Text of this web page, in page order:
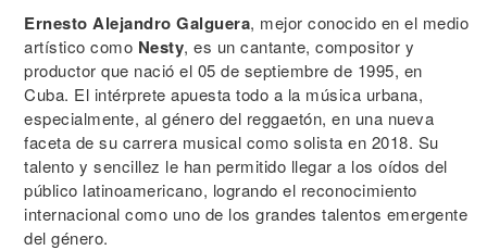
Ernesto Alejandro Galguera, mejor conocido en el medio
artístico como Nesty, es un cantante, compositor y
productor que nació el 05 de septiembre de 1995, en
Cuba. El intérprete apuesta todo a la música urbana,
especialmente, al género del reggaetón, en una nueva
faceta de su carrera musical como solista en 2018. Su
talento y sencillez le han permitido llegar a los oídos del
público latinoamericano, logrando el reconocimiento
internacional como uno de los grandes talentos emergente
del género.